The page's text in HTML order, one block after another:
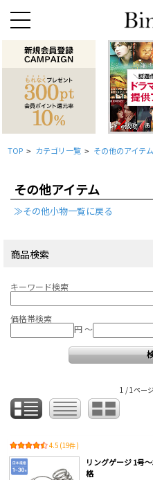
TOP > カテゴリ一覧 > その他のアイテム
その他アイテム
≫その他小物一覧に戻る
商品検索
キーワード検索
価格帯検索
円 ～
1 / 1ペー
4.5 (19件)
リングゲージ 1号
格